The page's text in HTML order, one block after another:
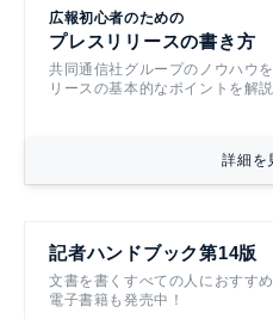
広報初心者のための
プレスリリースの書き方
共同通信社グループのノウハウ
リースの基本的なポイントを解説
詳細を
記者ハンドブック第14版
文書を書くすべての人におすすめ
電子書籍も発売中！